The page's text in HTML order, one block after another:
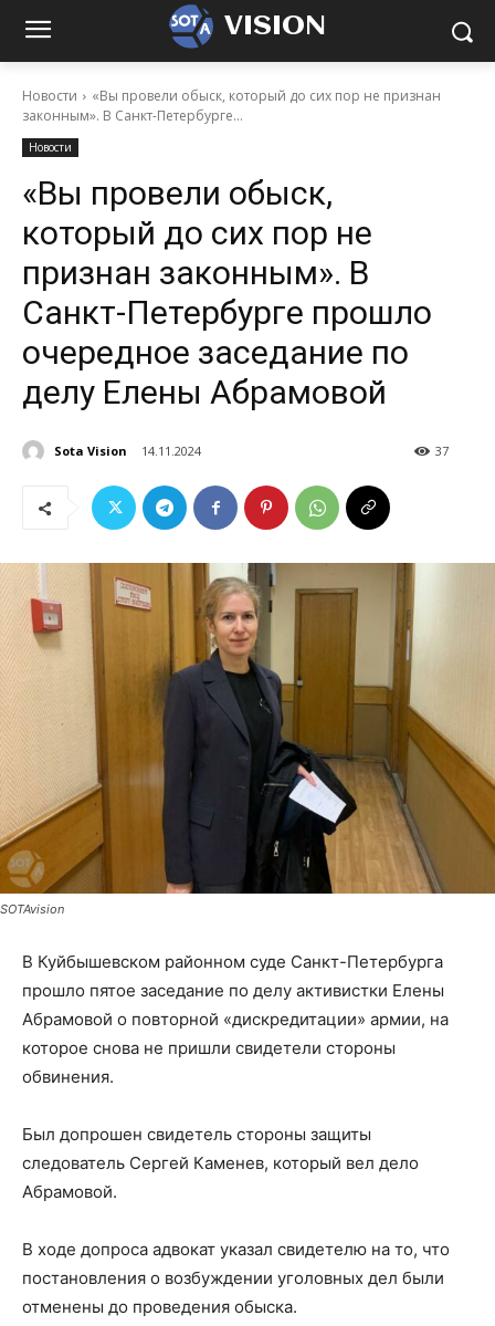
VISION
Новости
«Вы провели обыск, который до сих пор не признан
законным». В Санкт-Петербурге...
Новости
«Вы провели обыск,
который до сих пор не
признан законным». В
Санкт-Петербурге прошло
очередное заседание по
делу Елены Абрамовой
Sota Vision 14.11.2024 37
SOTAvision
В Куйбышевском районном суде Санкт-Петербурга
прошло пятое заседание по делу активистки Елены
Абрамовой о повторной «дискредитации» армии, на
которое снова не пришли свидетели стороны
обвинения.
Был допрошен свидетель стороны защиты
следователь Сергей Каменев, который вел дело
Абрамовой.
В ходе допроса адвокат указал свидетелю на то, что
постановления о возбуждении уголовных дел были
отменены до проведения обыска.